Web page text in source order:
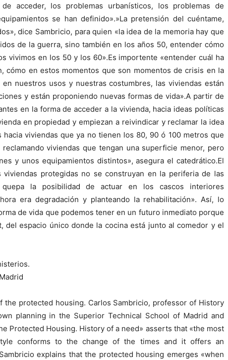
acceder, los problemas urbanísticos, los problemas de
se han definido».»La pretensión del cuéntame,
dice Sambricio, para quien «la idea de la memoria hay que
de la guerra, sino también en los años 50, entender cómo
vivimos en los 50 y los 60».Es importente «entender cuál ha
cómo en estos momentos que son momentos de crisis en la
nuestros usos y nuestras costumbres, las viviendas están
y están proponiendo nuevas formas de vida».A partir de
en la forma de acceder a la vivienda, hacia ideas políticas
en propiedad y empiezan a reivindicar y reclamar la idea
hacia viviendas que ya no tienen los 80, 90 ó 100 metros que
viviendas que tengan una superficie menor, pero
y unos equipamientos distintos», asegura el catedrático.El
protegidas no se construyan en la periferia de las
la posibilidad de actuar en los cascos interiores
era degradación y planteando la rehabilitación». Así, lo
de vida que podemos tener en un futuro inmediato porque
del espacio único donde la cocina está junto al comedor y el
the protected housing. Carlos Sambricio, professor of History
planning in the Superior Technical School of Madrid and
Protected Housing. History of a need» asserts that «the most
conforms to the change of the times and it offers an
explains that the protected housing emerges «when